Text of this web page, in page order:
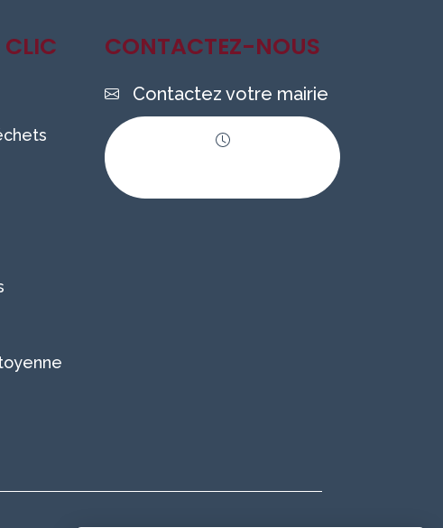
CLIC CONTACTEZ-NOUS
Contactez votre mairie